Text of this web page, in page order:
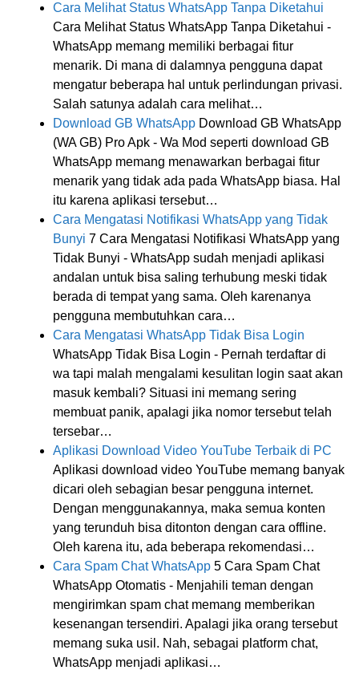
Cara Melihat Status WhatsApp Tanpa Diketahui
Cara Melihat Status WhatsApp Tanpa Diketahui -
WhatsApp memang memiliki berbagai fitur
menarik. Di mana di dalamnya pengguna dapat
mengatur beberapa hal untuk perlindungan privasi.
Salah satunya adalah cara melihat…
Download GB WhatsApp Download GB WhatsApp
(WA GB) Pro Apk - Wa Mod seperti download GB
WhatsApp memang menawarkan berbagai fitur
menarik yang tidak ada pada WhatsApp biasa. Hal
itu karena aplikasi tersebut…
Cara Mengatasi Notifikasi WhatsApp yang Tidak
Bunyi 7 Cara Mengatasi Notifikasi WhatsApp yang
Tidak Bunyi - WhatsApp sudah menjadi aplikasi
andalan untuk bisa saling terhubung meski tidak
berada di tempat yang sama. Oleh karenanya
pengguna membutuhkan cara…
Cara Mengatasi WhatsApp Tidak Bisa Login
WhatsApp Tidak Bisa Login - Pernah terdaftar di
wa tapi malah mengalami kesulitan login saat akan
masuk kembali? Situasi ini memang sering
membuat panik, apalagi jika nomor tersebut telah
tersebar…
Aplikasi Download Video YouTube Terbaik di PC
Aplikasi download video YouTube memang banyak
dicari oleh sebagian besar pengguna internet.
Dengan menggunakannya, maka semua konten
yang terunduh bisa ditonton dengan cara offline.
Oleh karena itu, ada beberapa rekomendasi…
Cara Spam Chat WhatsApp 5 Cara Spam Chat
WhatsApp Otomatis - Menjahili teman dengan
mengirimkan spam chat memang memberikan
kesenangan tersendiri. Apalagi jika orang tersebut
memang suka usil. Nah, sebagai platform chat,
WhatsApp menjadi aplikasi…